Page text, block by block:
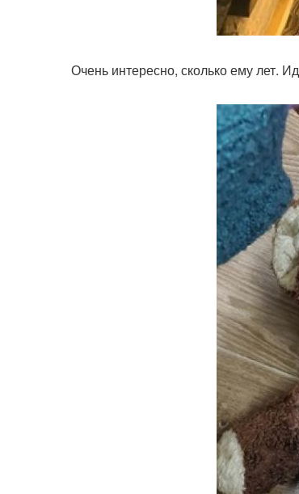
Очень интересно, сколько ему лет.